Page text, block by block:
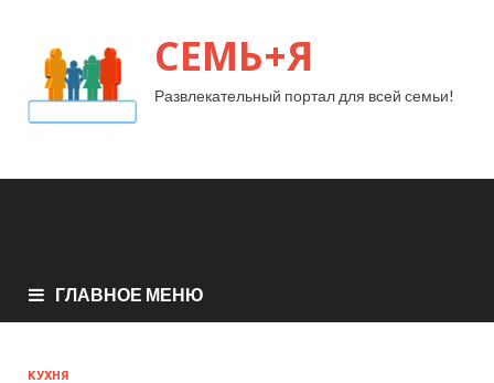
СЕМЬ+Я
Развлекательный портал для всей семьи!
ГЛАВНОЕ МЕНЮ
КУХНЯ